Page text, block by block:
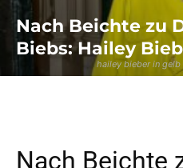
hailey bieber in
Nach Beichte zu
Biebs: Hailey
Nach Beichte